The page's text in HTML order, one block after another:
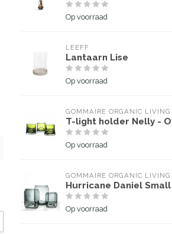
Op voorraad
LEEFF
Lantaarn Lise
Op voorraad
GOMMAIRE ORGANIC LIVING
T-light holder Nelly -
Op voorraad
GOMMAIRE ORGANIC LIVING
Hurricane Daniel
Op voorraad